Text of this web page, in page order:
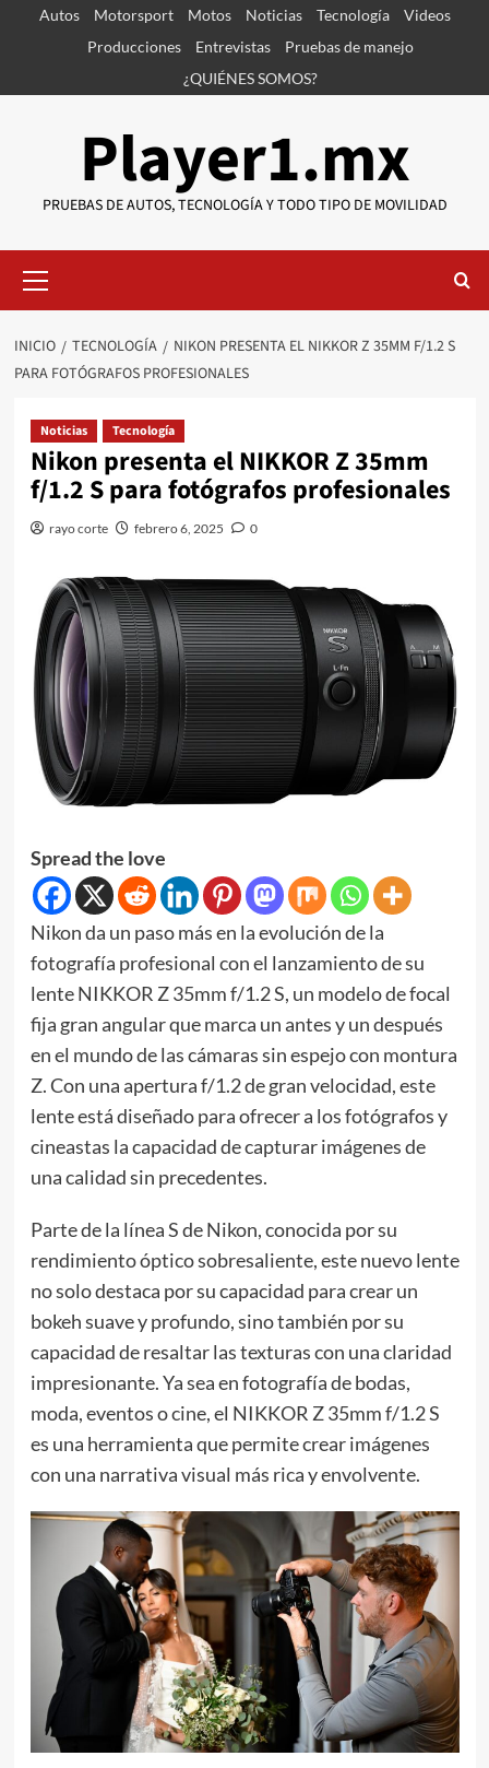
SaltarAutos Motorsport Motos Noticias Tecnología
Videos
Producciones
Entrevistas
Pruebas de manejo
¿QUIÉNES SOMOS?
Player1.mx
PRUEBAS DE AUTOS, TECNOLOGÍA Y TODO TIPO DE MOVILIDAD
primario
INICIO TECNOLOGÍA
NIKON PRESENTA EL NIKKOR Z 35MM F/1.2 S
PARA FOTÓGRAFOS PROFESIONALES
Noticias Tecnología
Nikon presenta el NIKKOR Z 35mm
f/1.2 S para fotógrafos profesionales
rayo corte febrero 6, 2025 0
Spread the love
Nikon da un paso más en la evolución de la
fotografía profesional con el lanzamiento de su
lente NIKKOR Z 35mm f/1.2 S, un modelo de focal
fija gran angular que marca un antes y un después
en el mundo de las cámaras sin espejo con montura
Z. Con una apertura f/1.2 de gran velocidad, este
lente está diseñado para ofrecer a los fotógrafos y
cineastas la capacidad de capturar imágenes de
una calidad sin precedentes.
Parte de la línea S de Nikon, conocida por su
rendimiento óptico sobresaliente, este nuevo lente
no solo destaca por su capacidad para crear un
bokeh suave y profundo, sino también por su
capacidad de resaltar las texturas con una claridad
impresionante. Ya sea en fotografía de bodas,
moda, eventos o cine, el NIKKOR Z 35mm f/1.2 S
es una herramienta que permite crear imágenes
con una narrativa visual más rica y envolvente.